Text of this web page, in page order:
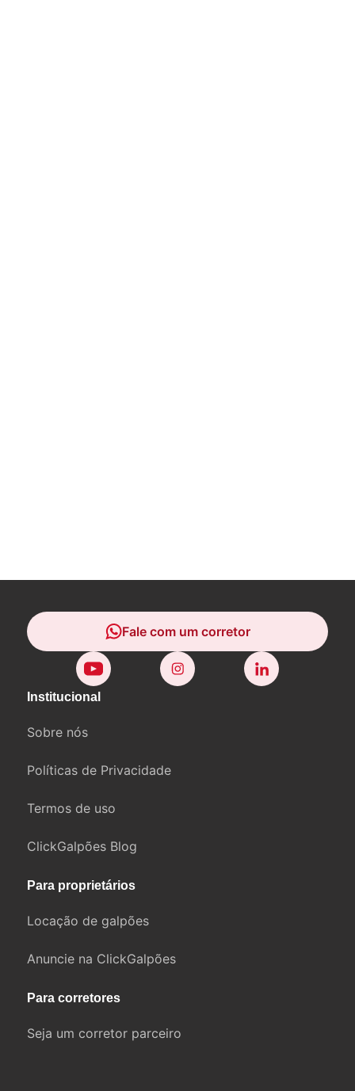
Institucional
Sobre nós
Políticas de Privacidade
Termos de uso
ClickGalpões Blog
Para proprietários
Locação de galpões
Anuncie na ClickGalpões
Para corretores
Seja um corretor parceiro
Fale com um corretor